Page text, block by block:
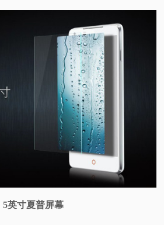
5英寸夏普屏幕